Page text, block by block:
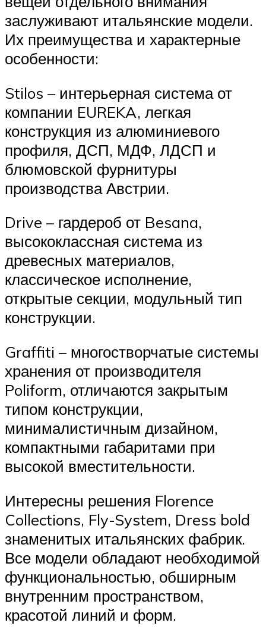
заслуживают итальянские модели.
Их преимущества и характерные
особенности:
Stilos – интерьерная система от
компании EUREKA, легкая
конструкция из алюминиевого
профиля, ДСП, МДФ, ЛДСП и
блюмовской фурнитуры
производства Австрии.
Drive – гардероб от Besana,
высококлассная система из
древесных материалов,
классическое исполнение,
открытые секции, модульный тип
конструкции.
Graffiti – многостворчатые системы
хранения от производителя
Poliform, отличаются закрытым
типом конструкции,
минималистичным дизайном,
компактными габаритами при
высокой вместительности.
Интересны решения Florence
Collections, Fly-System, Dress bold
знаменитых итальянских фабрик.
Все модели обладают необходимой
функциональностью, обширным
внутренним пространством,
красотой линий и форм.